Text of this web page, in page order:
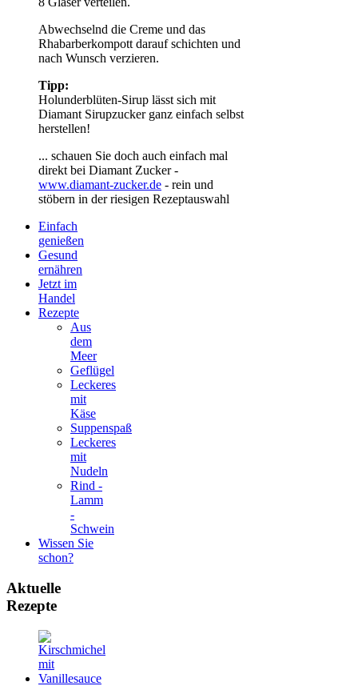
Abwechselnd die Creme und das
Rhabarberkompott darauf schichten und
nach Wunsch verzieren.
Tipp:
Holunderblüten-Sirup lässt sich mit
Diamant Sirupzucker ganz einfach selbst
herstellen!
... schauen Sie doch auch einfach mal
direkt bei Diamant Zucker -
www.diamant-zucker.de - rein und
stöbern in der riesigen Rezeptauswahl
Einfach
genießen
Gesund
ernähren
Jetzt im
Handel
Rezepte
Aus
dem
Meer
Geflügel
Leckeres
mit
Käse
Suppenspaß
Leckeres
mit
Nudeln
Rind -
Lamm
-
Schwein
Wissen Sie
schon?
Aktuelle
Rezepte